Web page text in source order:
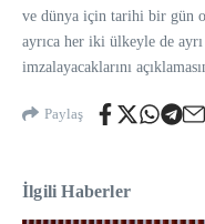
ve dünya için tarihi bir gün
ayrıca her iki ülkeyle de
imzalayacaklarını
Paylaş
İlgili Haberler